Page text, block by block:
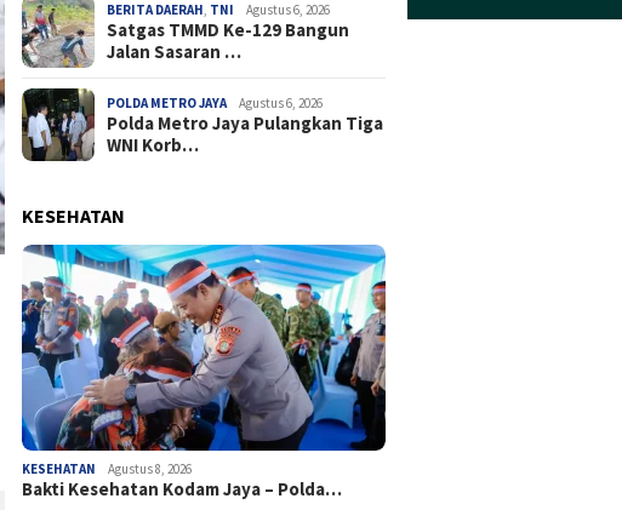
BERITA DAERAH, TNI Agustus 6, 2026
Satgas TMMD Ke-129 Bangun
Jalan Sasaran …
POLDA METRO JAYA Agustus 6, 2026
Polda Metro Jaya Pulangkan Tiga
WNI Korb…
KESEHATAN
KESEHATAN Agustus 8, 2026
Bakti Kesehatan Kodam Jaya – Polda…